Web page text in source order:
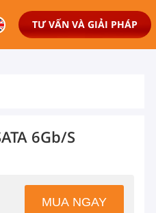
TƯ VẤN VÀ GIẢI PHÁP
6Gb/s